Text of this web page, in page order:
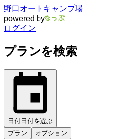
野口オートキャンプ場
powered by
ログイン
プランを検索
日付 日付を選ぶ
プラン
オプション